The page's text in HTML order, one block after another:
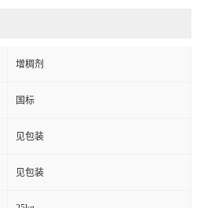
增稠剂
国标
见包装
见包装